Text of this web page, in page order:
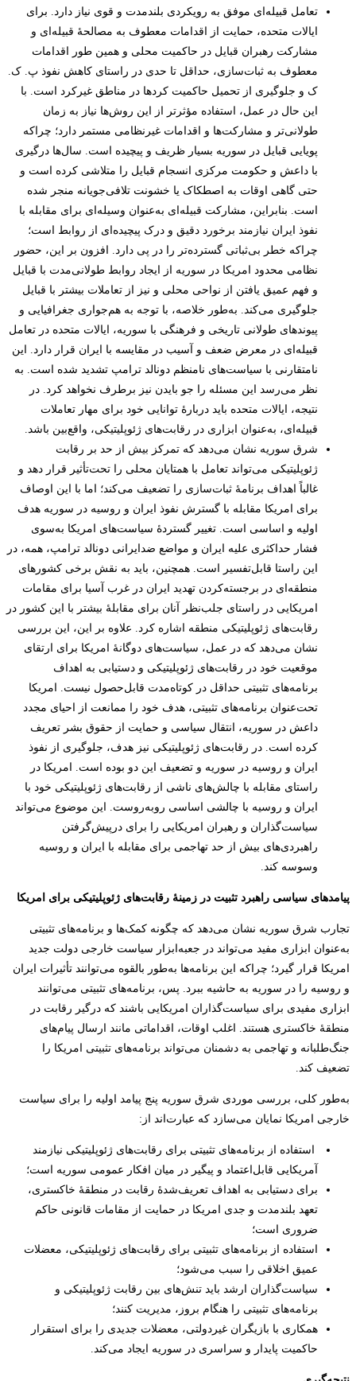
تعامل قبیله‌ای موفق به رویکردی بلند‌مدت و قوی نیاز دارد. برای
ایالات متحده، حمایت از اقدامات معطوف به مصالحۀ قبیله‌ای و
مشارکت رهبران قبایل در حاکمیت محلی و همین طور اقدامات
معطوف به ثبات‌سازی، حداقل تا حدی در راستای کاهش نفوذ پ. ک.
ک و جلوگیری از تحمیل حاکمیت کردها در مناطق غیرکرد است. با
این حال در عمل، استفاده مؤثرتر از این روش‌ها نیاز به زمان
طولانی‌تر و مشارکت‌ها و اقدامات غیرنظامی مستمر دارد؛ چراکه
پویایی قبایل در سوریه بسیار ظریف و پیچیده است. سال‌ها درگیری
با داعش و حکومت مرکزی انسجام قبایل را متلاشی کرده است و
حتی گاهی اوقات به اصطکاک یا خشونت تلافی‌جویانه منجر شده
است. بنابراین، مشارکت قبیله‌ای به‌عنوان وسیله‌ای برای مقابله با
نفوذ ایران نیازمند برخورد دقیق و درک پیچیده‌ای از روابط است؛
چراکه خطر بی‌ثباتی گسترده‌تر را در پی دارد. افزون بر این، حضور
نظامی محدود امریکا در سوریه از ایجاد روابط طولانی‌مدت با قبایل
و فهم عمیق یافتن از نواحی محلی و نیز از تعاملات بیشتر با قبایل
جلوگیری می‌کند. به‌طور خلاصه، با توجه به هم‌جواری جغرافیایی و
پیوندهای طولانی تاریخی و فرهنگی با سوریه، ایالات متحده در تعامل
قبیله‌ای در معرض ضعف و آسیب در مقایسه با ایران قرار دارد. این
نامتقارنی با سیاست‌های نامنظم دونالد ترامپ تشدید شده است. به
نظر می‌رسد این مسئله را جو بایدن نیز برطرف نخواهد کرد. در
نتیجه، ایالات متحده باید دربارۀ توانایی خود برای مهار تعاملات
قبیله‌ای، به‌عنوان ابزاری در رقابت‌های ژئوپلیتیکی، واقع‌بین باشد.
شرق سوریه نشان می‌دهد که تمرکز بیش از حد بر رقابت
ژئوپلیتیکی می‌تواند تعامل با همتایان محلی را تحت‌تأثیر قرار دهد و
غالباً اهداف برنامۀ ثبات‌سازی را تضعیف می‌کند؛ اما با این اوصاف
برای امریکا مقابله با گسترش نفوذ ایران و روسیه در سوریه هدف
اولیه و اساسی است. تغییر گستردۀ سیاست‌های امریکا به‌سوی
فشار حداکثری علیه ایران و مواضع ضدایرانی دونالد ترامپ، همه، در
این راستا قابل‌تفسیر است. همچنین، باید به نقش برخی کشورهای
منطقه‌ای در برجسته‌کردن تهدید ایران در غرب آسیا برای مقامات
امریکایی در راستای جلب‌نظر آنان برای مقابلۀ بیشتر با این کشور در
رقابت‌های ژئوپلیتیکی منطقه اشاره کرد. علاوه بر این، این بررسی
نشان می‌دهد که در عمل، سیاست‌های دوگانۀ امریکا برای ارتقای
موقعیت خود در رقابت‌های ژئوپلیتیکی و دستیابی به اهداف
برنامه‌های تثبیتی حداقل در کوتاه‌مدت قابل‌حصول نیست. امریکا
تحت‌عنوان برنامه‌های تثبیتی، هدف خود را ممانعت از احیای مجدد
داعش در سوریه، انتقال سیاسی و حمایت از حقوق بشر تعریف
کرده است. در رقابت‌های ژئوپلیتیکی نیز هدف، جلوگیری از نفوذ
ایران و روسیه در سوریه و تضعیف این دو بوده است. امریکا در
راستای مقابله با چالش‌های ناشی از رقابت‌های ژئوپلیتیکی خود با
ایران و روسیه با چالشی اساسی روبه‌روست. این موضوع می‌تواند
سیاست‌گذاران و رهبران امریکایی را برای درپیش‌گرفتن
راهبردی‌های بیش از حد تهاجمی برای مقابله با ایران و روسیه
وسوسه کند.
پیامدهای سیاسی راهبرد تثبیت در زمینۀ رقابتهای ژئوپلیتیکی برای امریکا
تجارب شرق سوریه نشان می‌دهد که چگونه کمک‌ها و برنامه‌های تثبیتی
به‌عنوان ابزاری مفید می‌تواند در جعبه‌ابزار سیاست خارجی دولت جدید
امریکا قرار گیرد؛ چراکه این برنامه‌ها به‌طور بالقوه می‌توانند تأثیرات ایران
و روسیه را در سوریه به حاشیه ببرد. پس، برنامه‌های تثبیتی می‌توانند
ابزاری مفیدی برای سیاست‌گذاران امریکایی باشند که درگیر رقابت در
منطقۀ خاکستری هستند. اغلب اوقات، اقداماتی مانند ارسال پیام‌های
جنگ‌طلبانه و تهاجمی به دشمنان می‌تواند برنامه‌های تثبیتی امریکا را
تضعیف کند.
به‌طور کلی، بررسی موردی شرق سوریه پنج پیامد اولیه را برای سیاست
خارجی امریکا نمایان می‌سازد که عبارت‌اند از:
استفاده از برنامه‌های تثبیتی برای رقابت‌های ژئوپلیتیکی نیازمند
آمریکایی قابل‌اعتماد و پیگیر در میان افکار عمومی سوریه است؛
برای دستیابی به اهداف تعریف‌شدۀ رقابت در منطقۀ خاکستری،
تعهد بلند‌مدت و جدی امریکا در حمایت از مقامات قانونی حاکم
ضروری است؛
استفاده از برنامه‌های تثبیتی برای رقابت‌های ژئوپلیتیکی، معضلات
عمیق اخلاقی را سبب می‌شود؛
سیاست‌گذاران ارشد باید تنش‌های بین رقابت ژئوپلیتیکی و
برنامه‌های تثبیتی را هنگام بروز، مدیریت کنند؛
همکاری با بازیگران غیردولتی، معضلات جدیدی را برای استقرار
حاکمیت پایدار و سراسری در سوریه ایجاد می‌کند.